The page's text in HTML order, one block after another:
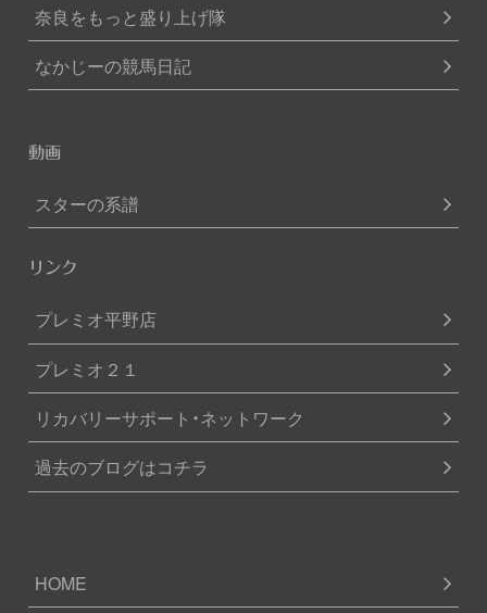
奈良をもっと盛り上げ隊
なかじーの競馬日記
動画
スターの系譜
リンク
プレミオ平野店
プレミオ２１
リカバリーサポート・ネットワーク
過去のブログはコチラ
HOME